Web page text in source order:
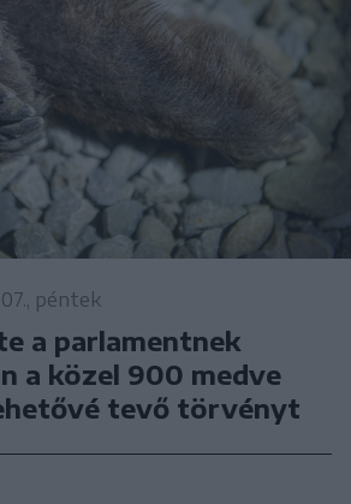
péntek
a parlamentnek
a közel 900 medve
tevő törvényt